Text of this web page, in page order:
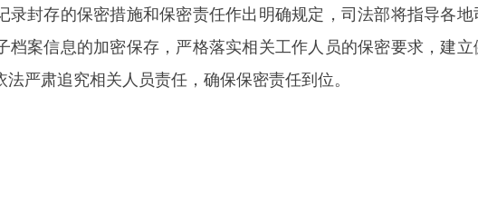
录封存的保密措施和保密责任作出明确规定，司法部将指导各
档案信息的加密保存，严格落实相关工作人员的保密要求，建
严肃追究相关人员责任，确保保密责任到位。